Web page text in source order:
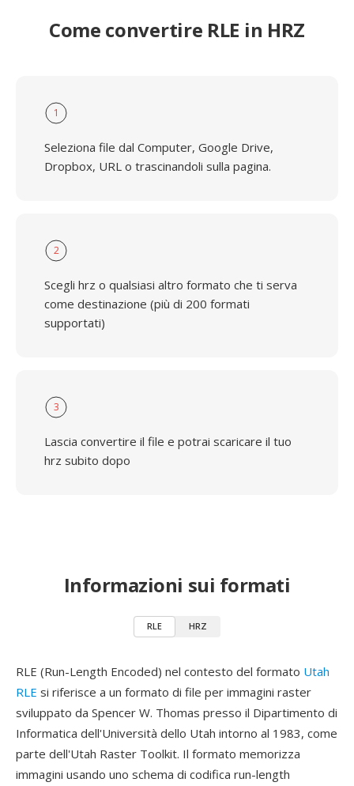
Come convertire RLE in HRZ
1
Seleziona file dal Computer, Google Drive,
Dropbox, URL o trascinandoli sulla pagina.
2
Scegli hrz o qualsiasi altro formato che ti serva
come destinazione (più di 200 formati
supportati)
3
Lascia convertire il file e potrai scaricare il tuo
hrz subito dopo
Informazioni sui formati
RLE HRZ
RLE (Run-Length Encoded) nel contesto del formato Utah
RLE si riferisce a un formato di file per immagini raster
sviluppato da Spencer W. Thomas presso il Dipartimento di
Informatica dell'Università dello Utah intorno al 1983, come
parte dell'Utah Raster Toolkit. Il formato memorizza
immagini usando uno schema di codifica run-length